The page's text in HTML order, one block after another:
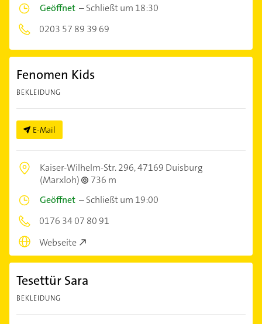
Geöffnet –Schließt um 18:30
0203 57 89 39 69
Fenomen Kids
BEKLEIDUNG
E-Mail
Kaiser-Wilhelm-Str. 296,47169 Duisburg
(Marxloh)
736 m
Geöffnet –Schließt um 19:00
0176 34 07 80 91
Webseite
Tesettür Sara
BEKLEIDUNG